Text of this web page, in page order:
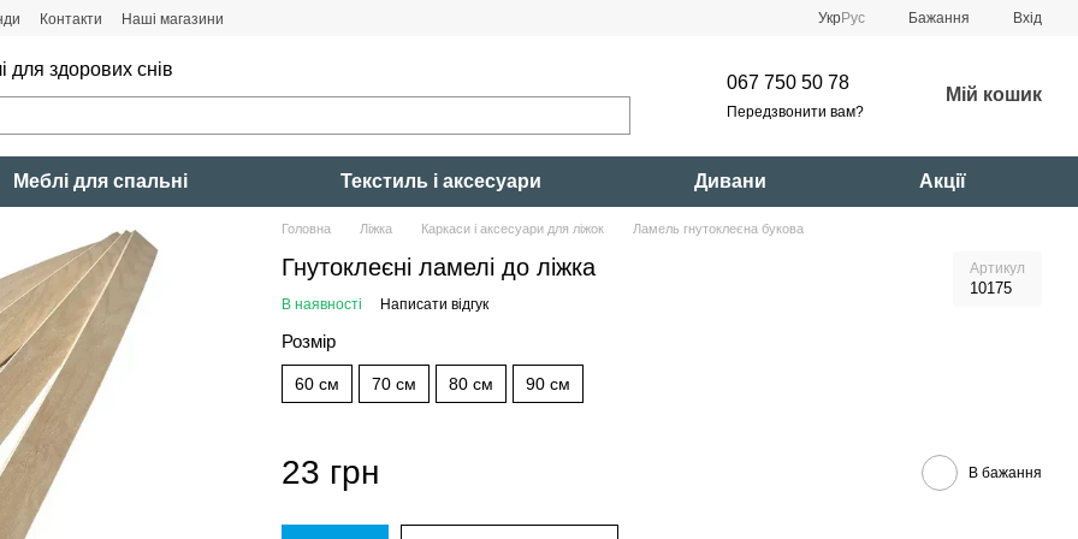
Контакти Наші магазини УкрРус Бажання Вхід
для здорових снів
067 750 50 78
Передзвонити вам?
Мій кошик
Меблі для спальні Текстиль і аксесуари Дивани Акції
Головна Ліжка Каркаси і аксесуари для ліжок Ламель гнутоклеєна букова
Гнутоклеєні ламелі до ліжка Артикул
10175
В наявності Написати відгук
Розмір
60 см 70 см 80 см 90 см
23 грн В бажання